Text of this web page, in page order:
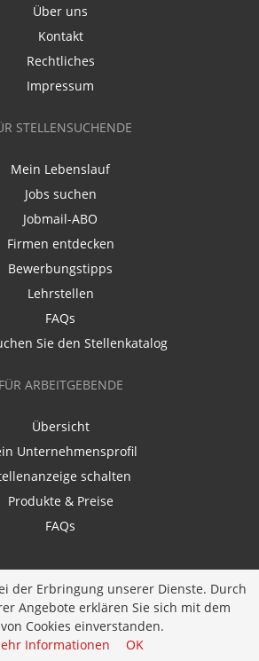
Über uns
Kontakt
Rechtliches
Impressum
STELLENSUCHENDE
Mein Lebenslauf
Jobs suchen
Jobmail-ABO
Firmen entdecken
Bewerbungstipps
Lehrstellen
FAQs
Sie den Stellenkatalog
FÜR ARBEITGEBENDE
Übersicht
Unternehmensprofil
schalten
Produkte & Preise
FAQs
der Erbringung unserer Dienste. Durch
Angebote erklären Sie sich mit dem
Cookies einverstanden.
Informationen
OK